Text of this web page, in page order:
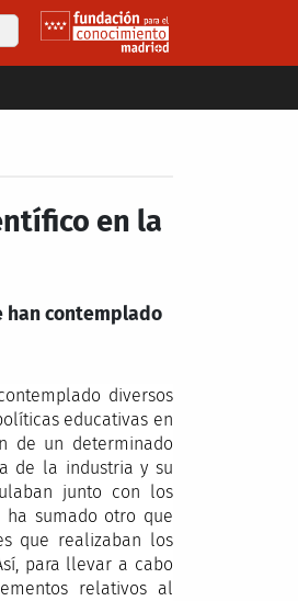
Search
en la
han contemplado
diversos
educativas en
de un determinado
de la industria y su
junto con los
ha sumado otro que
que realizaban los
para llevar a cabo
relativos al